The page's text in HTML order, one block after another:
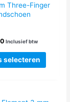
Three-Finger
Inclusief btw
selecteren
Dit